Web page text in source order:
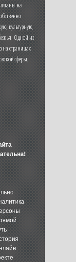
на
культурную,
Одной из
на страницах
сферы,